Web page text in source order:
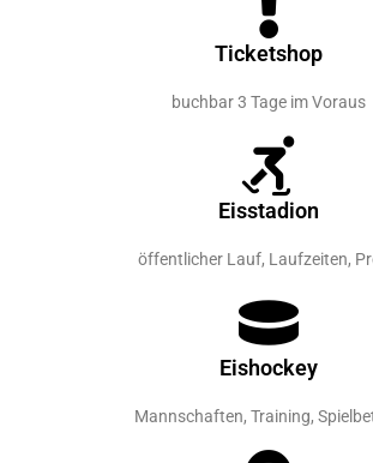
Ticketshop
buchbar 3 Tage im Voraus
Eisstadion
öffentlicher Lauf, Laufzeiten,
Eishockey
Mannschaften, Training,